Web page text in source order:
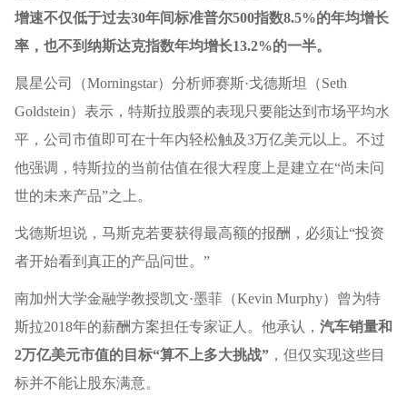
增速不仅低于过去30年间标准普尔500指数8.5%的年均增长
率，也不到纳斯达克指数年均增长13.2%的一半。
晨星公司（Morningstar）分析师赛斯·戈德斯坦（Seth
Goldstein）表示，特斯拉股票的表现只要能达到市场平均水
平，公司市值即可在十年内轻松触及3万亿美元以上。不过
他强调，特斯拉的当前估值在很大程度上是建立在“尚未问
世的未来产品”之上。
戈德斯坦说，马斯克若要获得最高额的报酬，必须让“投资
者开始看到真正的产品问世。”
南加州大学金融学教授凯文·墨菲（Kevin Murphy）曾为特
斯拉2018年的薪酬方案担任专家证人。他承认， 汽车销量和
2万亿美元市值的目标“算不上多大挑战”，但仅实现这些目
标并不能让股东满意。